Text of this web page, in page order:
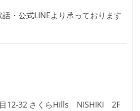
・公式LINEより承っております
12-32 さくらHills NISHIKI 2F